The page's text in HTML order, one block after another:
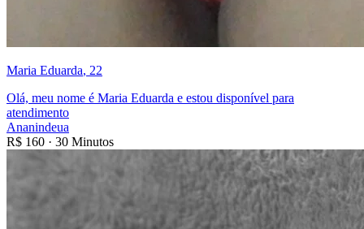
Maria Eduarda, 22
Olá, meu nome é Maria Eduarda e estou disponível para
atendimento
Ananindeua
R$ 160 · 30 Minutos